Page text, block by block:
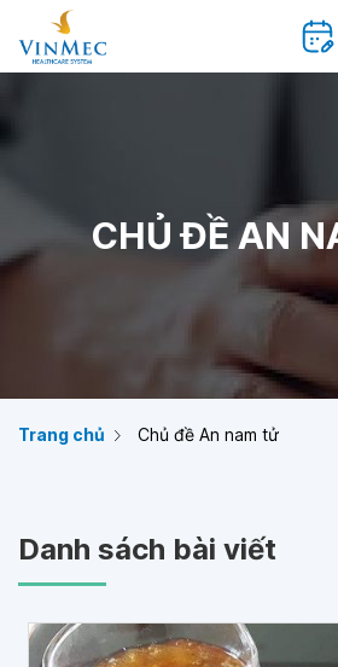
CHỦ ĐỀ AN
Trang chủ Chủ đề An nam tử
Danh sách bài viết